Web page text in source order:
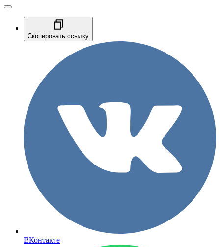
Скопировать ссылку
ВКонтакте